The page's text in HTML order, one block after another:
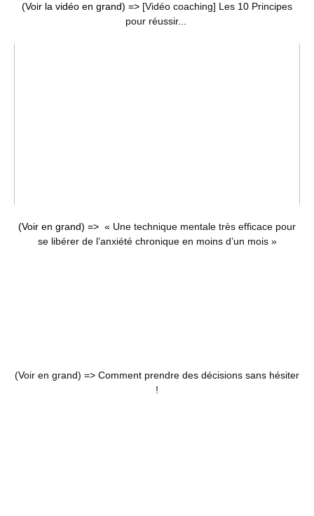
(Voir la vidéo en grand) => [Vidéo coaching] Les 10 Principes
pour réussir...
(Voir en grand) => « Une technique mentale très efficace pour
se libérer de l’anxiété chronique en moins d’un mois »
(Voir en grand) => Comment prendre des décisions sans hésiter
!